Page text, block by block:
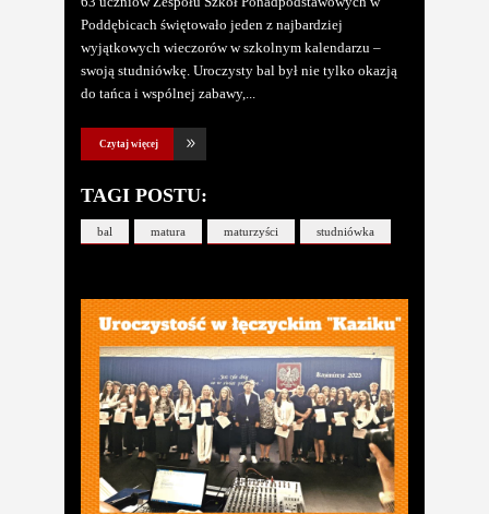
Poddębicach świętowało jeden z najbardziej
wyjątkowych wieczorów w szkolnym kalendarzu –
swoją studniówkę. Uroczysty bal był nie tylko okazją
do tańca i wspólnej zabawy,
Czytaj więcej
TAGI POSTU:
bal matura maturzyści studniówka